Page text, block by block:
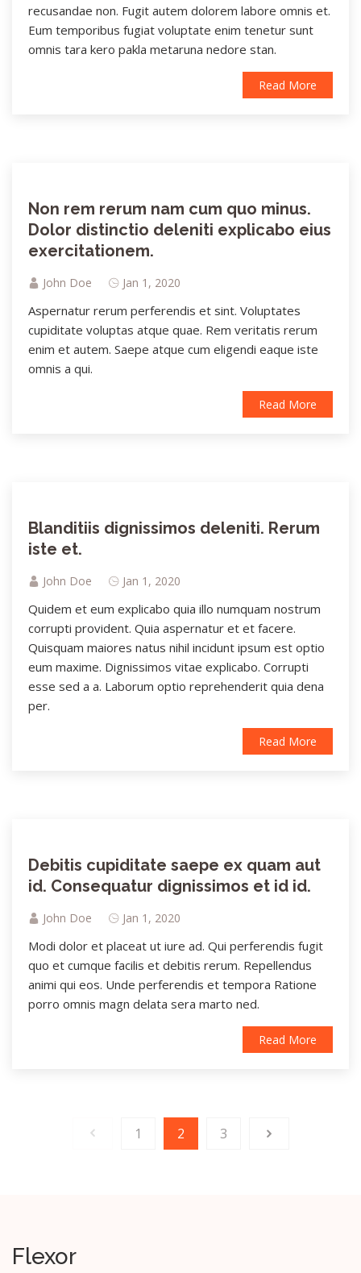
recusandae non. Fugit autem dolorem labore omnis et.
Eum temporibus fugiat voluptate enim tenetur sunt
omnis tara kero pakla metaruna nedore stan.
Read More
Non rem rerum nam cum quo minus.
Dolor distinctio deleniti explicabo eius
exercitationem.
John Doe Jan 1, 2020
Aspernatur rerum perferendis et sint. Voluptates
cupiditate voluptas atque quae. Rem veritatis rerum
enim et autem. Saepe atque cum eligendi eaque iste
omnis a qui.
Read More
Blanditiis dignissimos deleniti. Rerum
iste et.
John Doe Jan 1, 2020
Quidem et eum explicabo quia illo numquam nostrum
corrupti provident. Quia aspernatur et et facere.
Quisquam maiores natus nihil incidunt ipsum est optio
eum maxime. Dignissimos vitae explicabo. Corrupti
esse sed a a. Laborum optio reprehenderit quia dena
per.
Read More
Debitis cupiditate saepe ex quam aut
id. Consequatur dignissimos et id id.
John Doe Jan 1, 2020
Modi dolor et placeat ut iure ad. Qui perferendis fugit
quo et cumque facilis et debitis rerum. Repellendus
animi qui eos. Unde perferendis et tempora Ratione
porro omnis magn delata sera marto ned.
Read More
1 2 3
Flexor